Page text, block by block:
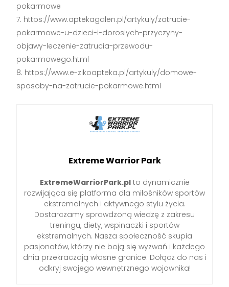
pokarmowe
https://www.aptekagalen.pl/artykuly/zatrucie-
pokarmowe-u-dzieci-i-doroslych-przyczyny-
objawy-leczenie-zatrucia-przewodu-
pokarmowego.html
https://www.e-zikoapteka.pl/artykuly/domowe-
sposoby-na-zatrucie-pokarmowe.html
Extreme Warrior Park
ExtremeWarriorPark.plto dynamicznie
rozwijająca się platforma dla miłośników sportów
ekstremalnych i aktywnego stylu życia.
Dostarczamy sprawdzoną wiedzę z zakresu
treningu, diety, wspinaczki i sportów
ekstremalnych. Nasza społeczność skupia
pasjonatów, którzy nie boją się wyzwań i każdego
dnia przekraczają własne granice. Dołącz do nas i
odkryj swojego wewnętrznego wojownika!